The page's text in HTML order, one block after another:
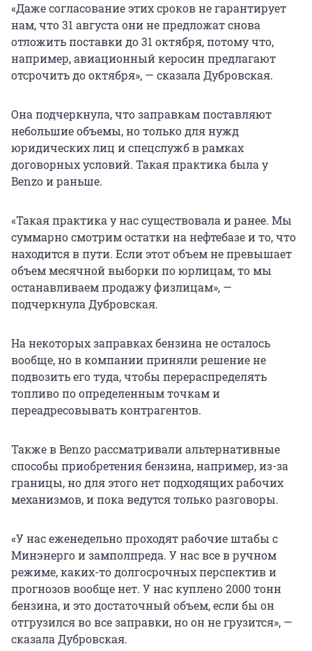
«Даже согласование этих сроков не гарантирует
нам, что 31 августа они не предложат снова
отложить поставки до 31 октября, потому что,
например, авиационный керосин предлагают
отсрочить до октября», — сказала Дубровская.
Она подчеркнула, что заправкам поставляют
небольшие объемы, но только для нужд
юридических лиц и спецслужб в рамках
договорных условий. Такая практика была у
Benzo и раньше.
«Такая практика у нас существовала и ранее. Мы
суммарно смотрим остатки на нефтебазе и то, что
находится в пути. Если этот объем не превышает
объем месячной выборки по юрлицам, то мы
останавливаем продажу физлицам», —
подчеркнула Дубровская.
На некоторых заправках бензина не осталось
вообще, но в компании приняли решение не
подвозить его туда, чтобы перераспределять
топливо по определенным точкам и
переадресовывать контрагентов.
Также в Benzo рассматривали альтернативные
способы приобретения бензина, например, из-за
границы, но для этого нет подходящих рабочих
механизмов, и пока ведутся только разговоры.
«У нас еженедельно проходят рабочие штабы с
Минэнерго и замполпреда. У нас все в ручном
режиме, каких-то долгосрочных перспектив и
прогнозов вообще нет. У нас куплено 2000 тонн
бензина, и это достаточный объем, если бы он
отгрузился во все заправки, но он не грузится», —
сказала Дубровская.